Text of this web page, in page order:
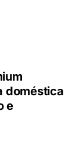
doméstica
e